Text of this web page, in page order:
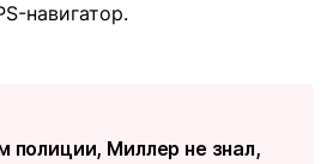
навигатор.
полиции, Миллер не знал,